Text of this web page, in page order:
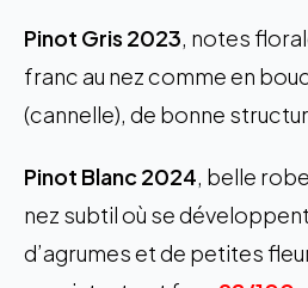
Pinot Gris 2023 , notes
franc au nez comme en
(cannelle), de bonne
Pinot Blanc 2024 , belle
nez subtil où se
d’agrumes et de petites